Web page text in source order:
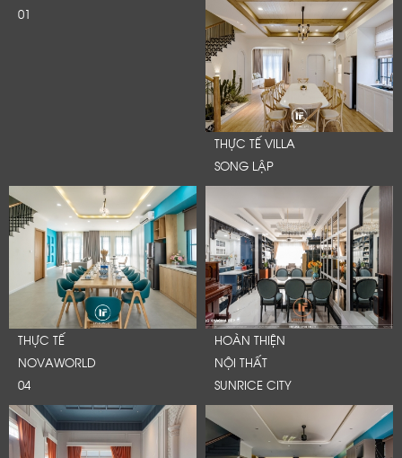
01
THỰC TẾ VILLA
SONG LẬP
THỰC TẾ
NOVAWORLD
04
HOÀN THIỆN
NỘI THẤT
SUNRICE CITY